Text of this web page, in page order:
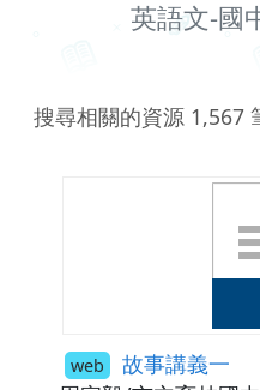
英語文-國
搜尋相關的資源 1,567
web 故事講義一